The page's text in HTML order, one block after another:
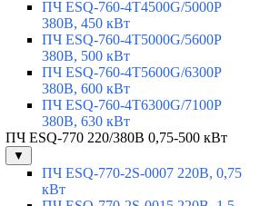
ПЧ ESQ-760-4T4500G/5000P
380В, 450 кВт
ПЧ ESQ-760-4T5000G/5600P
380В, 500 кВт
ПЧ ESQ-760-4T5600G/6300P
380В, 600 кВт
ПЧ ESQ-760-4T6300G/7100P
380В, 630 кВт
ПЧ ESQ-770 220/380В 0,75-500 кВт
▼
ПЧ ESQ-770-2S-0007 220В, 0,75
кВт